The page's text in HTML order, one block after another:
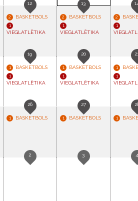
12
2 BASKETBOLS
1
VIEGLATLĒTIKA
13
2 BASKETBOLS
1
VIEGLATLĒTIKA
2
1
19
1 BASKETBOLS
1
VIEGLATLĒTIKA
20
1 BASKETBOLS
1
VIEGLATLĒTIKA
21
1
1
26
1 BASKETBOLS
27
1 BASKETBOLS 1
2 3 4